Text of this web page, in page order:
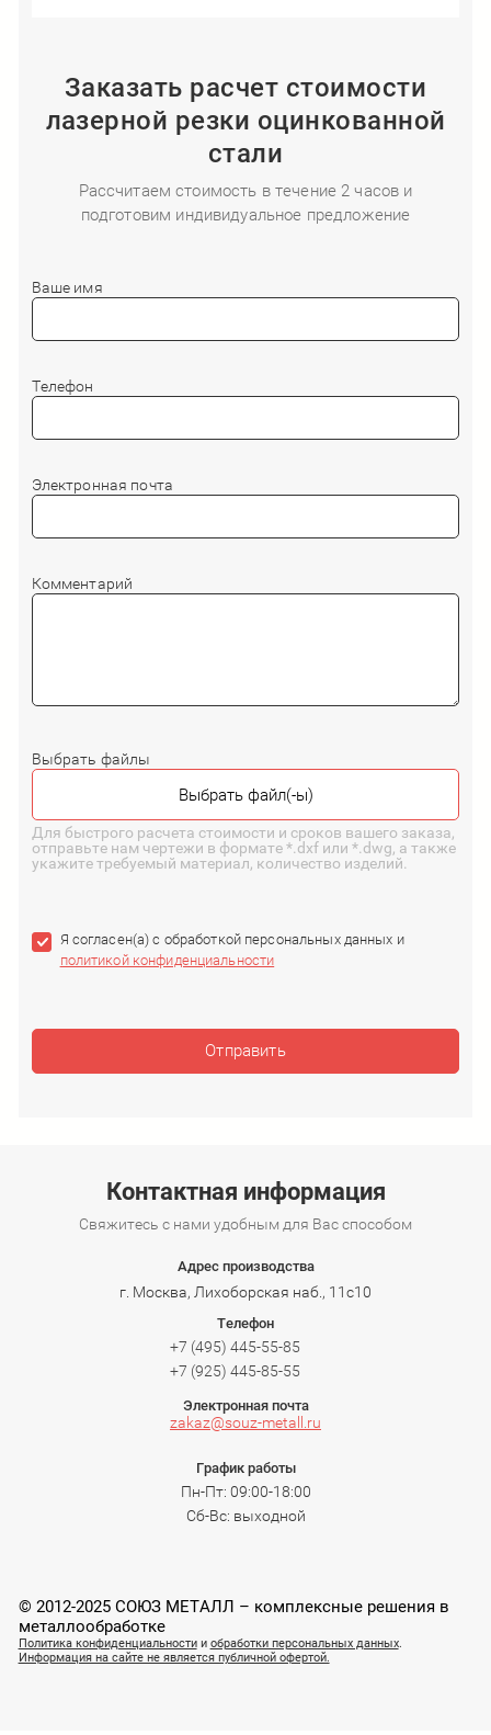
Заказать расчет стоимости
лазерной резки оцинкованной
стали
Рассчитаем стоимость в течение 2 часов и
подготовим индивидуальное предложение
Ваше имя
Телефон
Электронная почта
Комментарий
Выбрать файлы
Для быстрого расчета стоимости и сроков вашего заказа,
отправьте нам чертежи в формате *.dxf или *.dwg, а также
укажите требуемый материал, количество изделий.
Отправить
Я согласен(а) с обработкой персональных данных и
политикой конфиденциальности
Контактная информация
Свяжитесь с нами удобным для Вас способом
Адрес производства
г. Москва, Лихоборская наб., 11с10
Телефон
+7 (495) 445-55-85
+7 (925) 445-85-55
Электронная почта
zakaz@souz-metall.ru
График работы
Пн-Пт: 09:00-18:00
Сб-Вс: выходной
© 2012-2025 СОЮЗ МЕТАЛЛ – комплексные решения в
металлообработке
Политика конфиденциальностии обработки персональных данных.
Информация на сайте не является публичной офертой.